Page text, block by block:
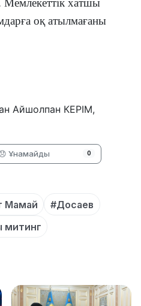
Мемлекеттік хатшы
оқ атылмағаны
Айшолпан КЕРІМ,
Ұнамайды 0
Мамай
#Досаев
митинг